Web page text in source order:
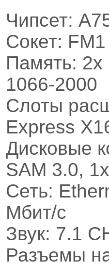
Чипсет:
Сокет: FM1
Память: 2х
1066-2000
Слоты
Express
Дисковые
SAM 3.0,
Сеть:
Мбит/с
Звук: 7.1
Разъемы